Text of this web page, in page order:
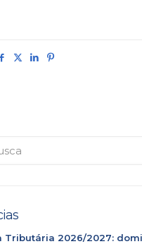
Tributária 2026/2027: